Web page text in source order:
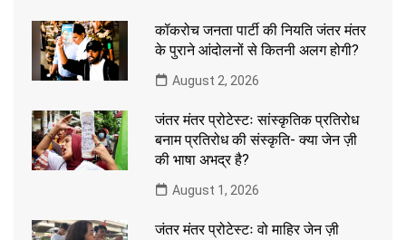
कॉकरोच जनता पार्टी की नियति जंतर मंतर
के पुराने आंदोलनों से कितनी अलग होगी?
August 2, 2026
जंतर मंतर प्रोटेस्टः सांस्कृतिक प्रतिरोध
बनाम प्रतिरोध की संस्कृति- क्या जेन ज़ी
की भाषा अभद्र है?
August 1, 2026
जंतर मंतर प्रोटेस्टः वो माहिर जेन ज़ी